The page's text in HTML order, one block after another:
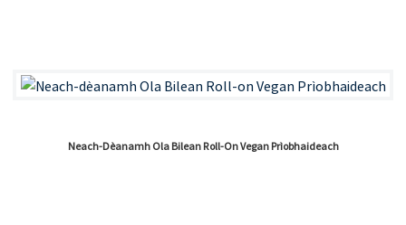
Neach-Dèanamh Ola Bilean Roll-On Vegan Prìobhaideach